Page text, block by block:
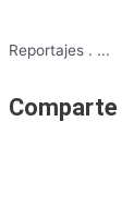
Reportajes . ...
Comparte